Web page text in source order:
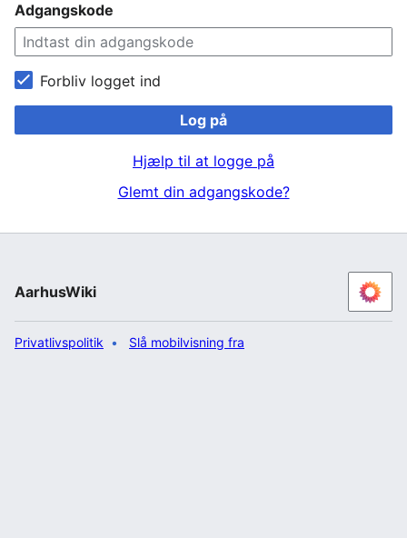
Adgangskode
Forbliv logget ind
Log på
Hjælp til at logge på
Glemt din adgangskode?
AarhusWiki
Privatlivspolitik Slå mobilvisning fra